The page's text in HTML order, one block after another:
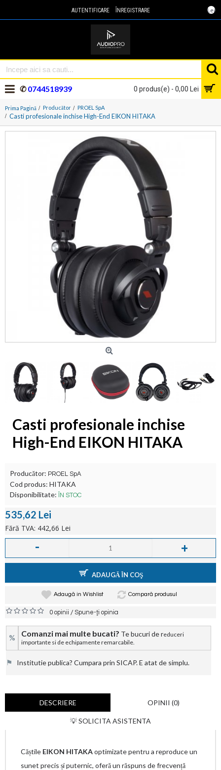
Lei
AUTENTIFICARE ÎNREGISTRARE
0 produs(e) - 0,00 Lei
✆0744518939
Prima Pagină Producător PROEL SpA
Casti profesionale inchise High-End EIKON HITAKA
Casti profesionale inchise
High-End EIKON HITAKA
Producător: PROEL SpA
Cod produs: HITAKA
Disponibilitate:
ÎN STOC
535,62 Lei
Fără TVA: 442,66 Lei
- +
ADAUGĂ ÎN COŞ
Adaugă in Wishlist Compară produsul
0 opinii /Spune-ţi opinia
% Comanzi mai multe bucati? Te bucuri de reduceri
importante si de echipamente remarcabile.
⚑ Institutie publica? Cumpara prin SICAP. E atat de simplu.
DESCRIERE OPINII (0)
💡 SOLICITA ASISTENTA
Căștile EIKON HITAKAoptimizate pentru a reproduce un
sunet precis și puternic, oferă un răspuns de frecvență